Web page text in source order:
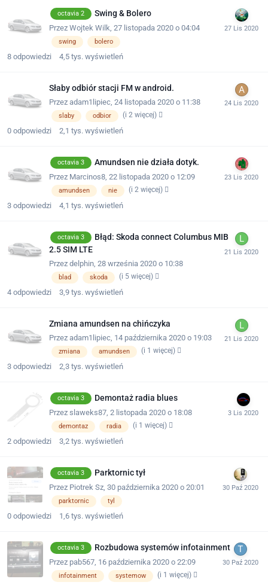
octavia 2 Swing & Bolero
Przez Wojtek Wilk, 27 listopada 2020 o 04:04
swing bolero
8 odpowiedzi 4,5 tys. wyświetleń
Słaby odbiór stacji FM w android.
Przez adam1lipiec 24 listopada 2020 o 11:38
slaby odbior (i 2 więcej)
0 odpowiedzi 2,1 tys. wyświetleń
octavia 3 Amundsen nie działa dotyk.
Przez Marcinos8, 22 listopada 2020 o 12:09
amundsen nie (i 2 więcej)
3 odpowiedzi 4,1 tys. wyświetleń
octavia 3
Błąd: Skoda connect Columbus MIB
2.5 SIM LTE
Przez delphin, 28 września 2020 o 10:38
blad skoda (i 5 więcej)
4 odpowiedzi 3,9 tys. wyświetleń
Zmiana amundsen na chińczyka
Przez adam1lipiec 14 października 2020 o 19:03
zmiana amundsen (i 1 więcej)
3 odpowiedzi 2,3 tys. wyświetleń
octavia 3 Demontaż radia blues
Przez slaweks87, 2 listopada 2020 o 18:08
demontaz radia (i 1 więcej)
2 odpowiedzi 3,2 tys. wyświetleń
octavia 3 Parktornic tył
Przez Piotrek Sz, 30 października 2020 o 20:01
parktornic tyl
0 odpowiedzi 1,6 tys. wyświetleń
octavia 3 Rozbudowa systemów infotainment
Przez pab567, 16 października 2020 o 22:09
infotainment systemow (i 1 więcej)